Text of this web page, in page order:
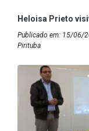
Heloisa Prieto
Publicado em: 15/06/
Pirituba